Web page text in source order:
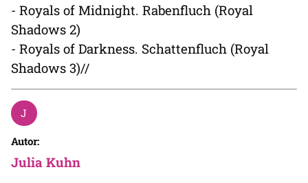
- Royals of Midnight. Rabenfluch (Royal
Shadows 2)
- Royals of Darkness. Schattenfluch (Royal
Shadows 3)//
Autor:
Julia Kuhn